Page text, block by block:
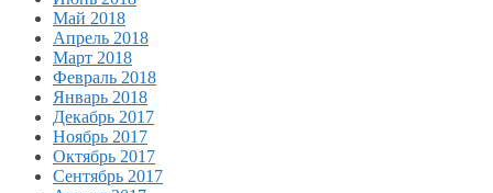
Май 2018
Апрель 2018
Март 2018
Февраль 2018
Январь 2018
Декабрь 2017
Ноябрь 2017
Октябрь 2017
Сентябрь 2017